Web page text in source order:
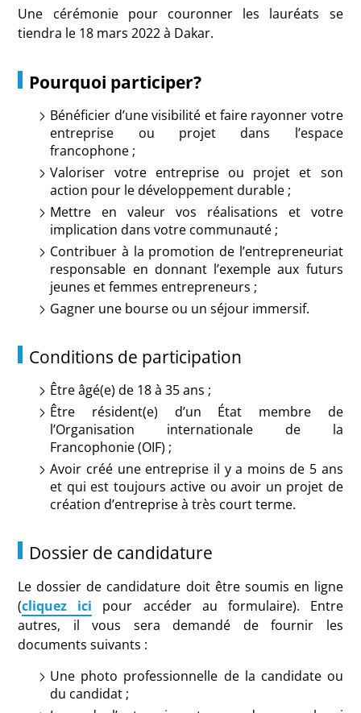
Une cérémonie pour couronner les lauréats se
tiendra le 18 mars 2022 à Dakar.
Pourquoi participer?
Bénéficier d’une visibilité et faire rayonner votre
entreprise ou projet dans l’espace
francophone ;
Valoriser votre entreprise ou projet et son
action pour le développement durable ;
Mettre en valeur vos réalisations et votre
implication dans votre communauté ;
Contribuer à la promotion de l’entrepreneuriat
responsable en donnant l’exemple aux futurs
jeunes et femmes entrepreneurs ;
Gagner une bourse ou un séjour immersif.
Conditions de participation
Être âgé(e) de 18 à 35 ans ;
Être résident(e) d’un État membre de
l’Organisation internationale de la
Francophonie (OIF) ;
Avoir créé une entreprise il y a moins de 5 ans
et qui est toujours active ou avoir un projet de
création d’entreprise à très court terme.
Dossier de candidature
Le dossier de candidature doit être soumis en ligne
(cliquez ici
pour accéder au formulaire). Entre
autres, il vous sera demandé de fournir les
documents suivants :
Une photo professionnelle de la candidate ou
du candidat ;